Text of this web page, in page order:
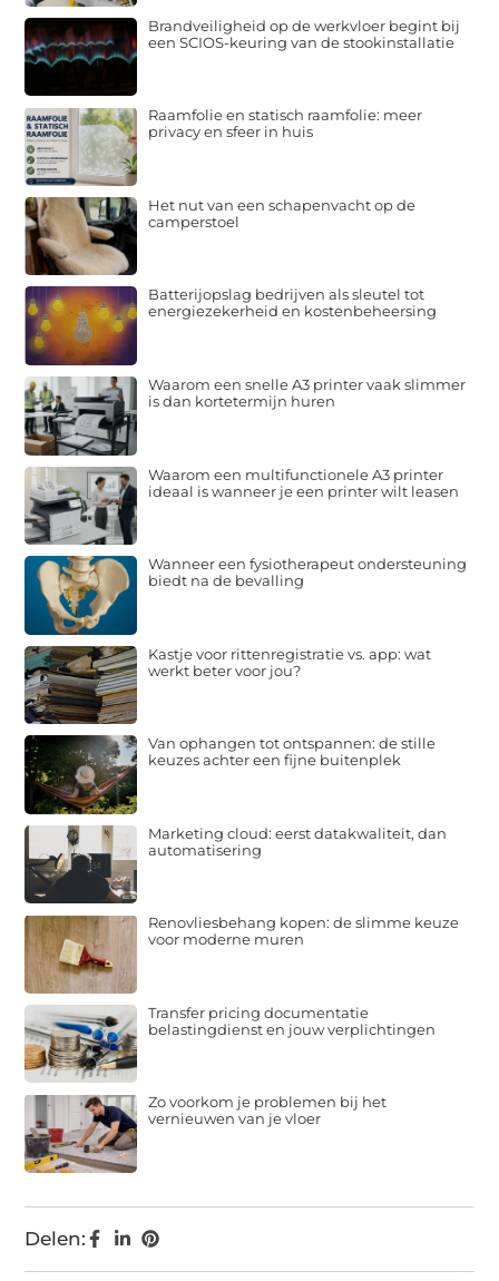
Delen:
Brandveiligheid op de werkvloer begint bij
een SCIOS-keuring van de stookinstallatie
Raamfolie en statisch raamfolie: meer
privacy en sfeer in huis
Het nut van een schapenvacht op de
camperstoel
Batterijopslag bedrijven als sleutel tot
energiezekerheid en kostenbeheersing
Waarom een snelle A3 printer vaak slimmer
is dan kortetermijn huren
Waarom een multifunctionele A3 printer
ideaal is wanneer je een printer wilt leasen
Wanneer een fysiotherapeut ondersteuning
biedt na de bevalling
Kastje voor rittenregistratie vs. app: wat
werkt beter voor jou?
Van ophangen tot ontspannen: de stille
keuzes achter een fijne buitenplek
Marketing cloud: eerst datakwaliteit, dan
automatisering
Renovliesbehang kopen: de slimme keuze
voor moderne muren
Transfer pricing documentatie
belastingdienst en jouw verplichtingen
Zo voorkom je problemen bij het
vernieuwen van je vloer